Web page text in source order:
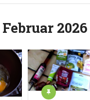
Februar 2026